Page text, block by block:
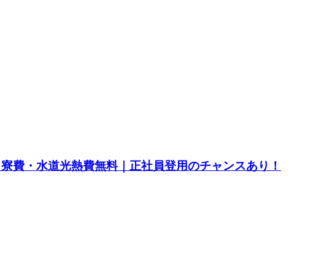
費・水道光熱費無料｜正社員登用のチャンスあり！